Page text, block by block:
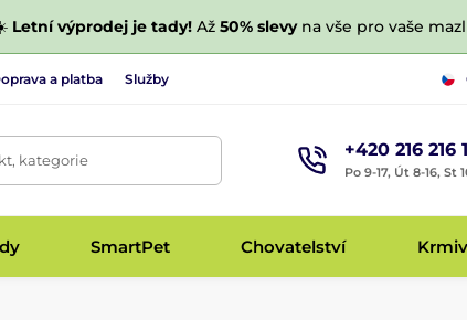
Letní výprodej je tady!Až 50% slevyna vše pro vaše
a platba Služby
kategorie +420 216 216
Po 9-17, Út 8-16, St
SmartPet Chovatelství